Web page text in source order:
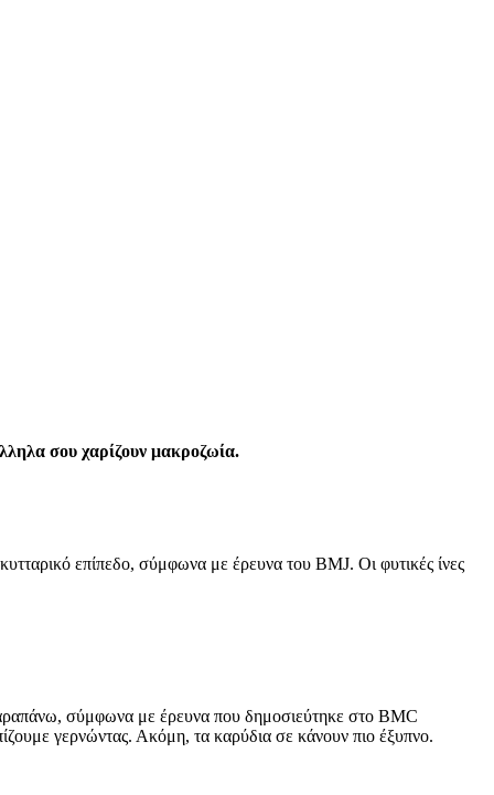
σου χαρίζουν μακροζωία.
επίπεδο, σύμφωνα με έρευνα του BMJ. Οι φυτικές ίνες
σύμφωνα με έρευνα που δημοσιεύτηκε στο BMC
γερνώντας. Ακόμη, τα καρύδια σε κάνουν πιο έξυπνο.